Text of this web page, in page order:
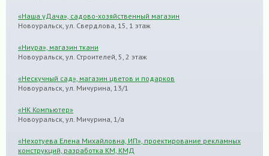
«Наша уДача», садово-хозяйственный магазин
Новоуральск, ул. Свердлова, 15, 1 этаж
«Ниура», магазин ткани
Новоуральск, ул. Строителей, 5, 2 этаж
«Нескучный сад», магазин цветов и подарков
Новоуральск, ул. Мичурина, 13/1
«НК Компьютер»
Новоуральск, ул. Мичурина, 1/а
«Нехотуева Елена Михайловна, ИП», проектирование рекламных
конструкций, разработка КМ, КМД